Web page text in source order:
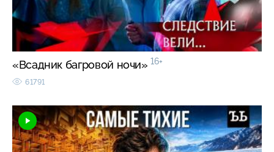
«Всадник багровой ночи» 16+
61791